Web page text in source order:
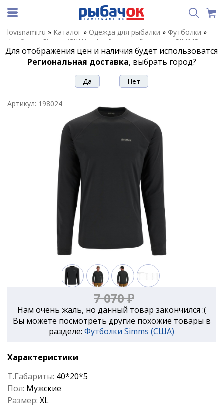
lovisnami.ru » Каталог » Одежда для рыбалки » Футболки »
Футболки Simms (США)»Футболки рыболовные SIMMS
Мужские»Термофутболка Simms Lightweight Baselayer Top,
Carbon, XL
Термофутболка Simms Lightweight
Baselayer Top, Carbon, XL
Артикул: 198024
7 070 ₽
Нам очень жаль, но данный товар закончился :(
Вы можете посмотреть другие похожие товары в
разделе: Футболки Simms (США)
Характеристики
Т.Габариты: 40*20*5
Пол: Мужские
Размер: XL
Для отображения цен и наличия будет использоватся
Региональная доставка, выбрать город?